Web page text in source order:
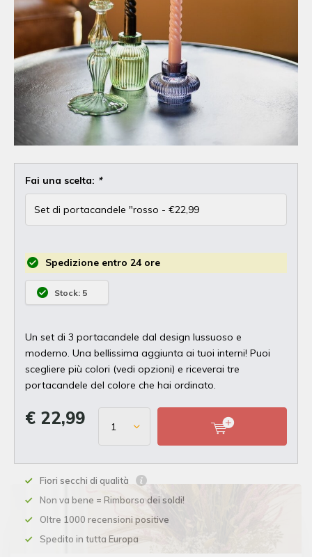
Fai una scelta: *
Spedizione entro 24 ore
Stock: 5
Un set di 3 portacandele dal design lussuoso e
moderno. Una bellissima aggiunta ai tuoi interni! Puoi
scegliere più colori (vedi opzioni) e riceverai tre
portacandele del colore che hai ordinato.
€ 22,99
Fiori secchi di qualità
Non va bene = Rimborso dei soldi!
Oltre 1000 recensioni positive
Spedito in tutta Europa